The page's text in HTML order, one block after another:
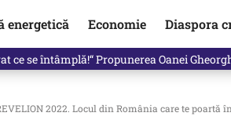
energetică Economie Diaspora
pe Ilie Bolojan de la Palatul Victoria.
2022. Locul din România care te